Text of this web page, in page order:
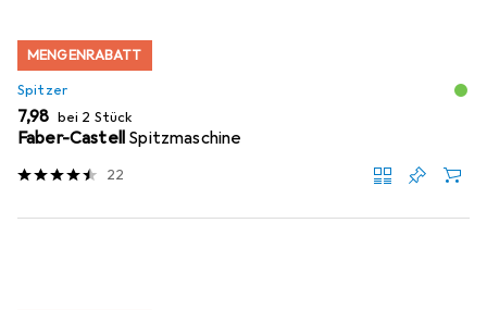
MENGENRABATT
Spitzer
EUR
7,98 bei 2 Stück
Faber-Castell Spitzmaschine
22